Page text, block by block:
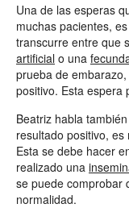
Una de las esperas
muchas pacientes,
transcurre entre que
artificial o una
prueba de
positivo. Esta espera
Beatriz habla
resultado positivo,
Esta se debe hacer
realizado una
se puede comprobar
normalidad.